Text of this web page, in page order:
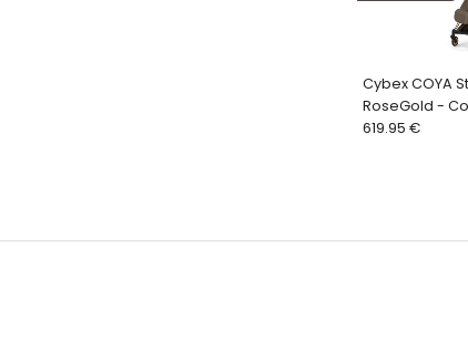
Cybex COYA
RoseGold -
619.95 €